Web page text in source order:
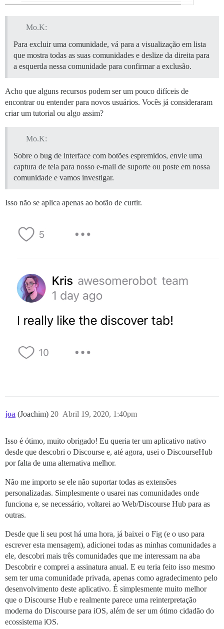
Mo.K:
Para excluir uma comunidade, vá para a visualização em lista
que mostra todas as suas comunidades e deslize da direita para
a esquerda nessa comunidade para confirmar a exclusão.
Acho que alguns recursos podem ser um pouco difíceis de
encontrar ou entender para novos usuários. Vocês já consideraram
criar um tutorial ou algo assim?
Mo.K:
Sobre o bug de interface com botões espremidos, envie uma
captura de tela para nosso e-mail de suporte ou poste em nossa
comunidade e vamos investigar.
Isso não se aplica apenas ao botão de curtir.
joa (Joachim) Abril 19, 2020, 1:40pm
20
Isso é ótimo, muito obrigado! Eu queria ter um aplicativo nativo
desde que descobri o Discourse e, até agora, usei o DiscourseHub
por falta de uma alternativa melhor.
Não me importo se ele não suportar todas as extensões
personalizadas. Simplesmente o usarei nas comunidades onde
funciona e, se necessário, voltarei ao Web/Discourse Hub para as
outras.
Desde que li seu post há uma hora, já baixei o Fig (e o uso para
escrever esta mensagem), adicionei todas as minhas comunidades a
ele, descobri mais três comunidades que me interessam na aba
Descobrir e comprei a assinatura anual. E eu teria feito isso mesmo
sem ter uma comunidade privada, apenas como agradecimento pelo
desenvolvimento deste aplicativo. É simplesmente muito melhor
que o Discourse Hub e realmente parece uma reinterpretação
moderna do Discourse para iOS, além de ser um ótimo cidadão do
ecossistema iOS.